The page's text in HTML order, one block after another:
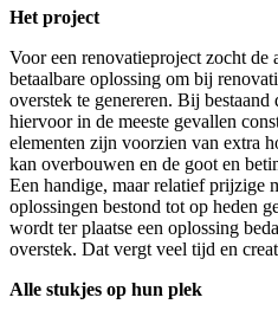
Het project
Voor een renovatieproject zocht de
betaalbare oplossing om bij
overstek te genereren. Bij bestaand
hiervoor in de meeste gevallen
elementen zijn voorzien van extra
kan overbouwen en de goot en
Een handige, maar relatief prijzige
oplossingen bestond tot op heden
wordt ter plaatse een oplossing
overstek. Dat vergt veel tijd en
Alle stukjes op hun plek